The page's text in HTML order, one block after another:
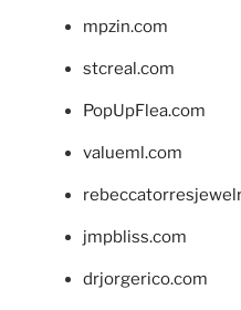
mpzin.com
stcreal.com
PopUpFlea.com
valueml.com
jmpbliss.com
drjorgerico.com